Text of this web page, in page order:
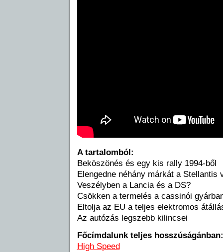
A tartalomból:
Beköszönés és egy kis rally 1994-ből
Elengedne néhány márkát a Stellantis
Veszélyben a Lancia és a DS?
Csökken a termelés a cassinói
Eltolja az EU a teljes elektromos
Az autózás legszebb kilincsei
Főcímdalunk teljes hosszúságánban:
High Speed